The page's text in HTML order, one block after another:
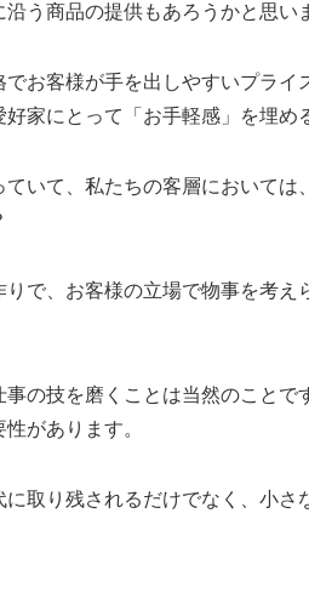
う商品の提供もあろうかと思い
お客様が手を出しやすいプライ
家にとって「お手軽感」を埋め
いて、私たちの客層においては
で、お客様の立場で物事を考え
の技を磨くことは当然のことで
があります。
取り残されるだけでなく、小さ